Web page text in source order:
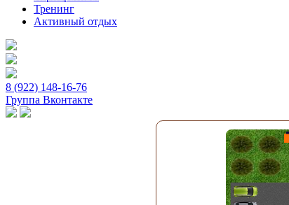
Тренинг
Активный отдых
8 (922) 148-16-76
Группа Вконтакте